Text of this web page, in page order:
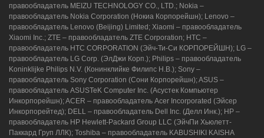
правообладатель MEIZU TECHNOLOGY CO., LTD.; Nokia –
правообладатель Nokia Corporation (Нокиа Корпорейшн); Lenovo –
правообладатель Lenovo (Beijing) Limited; Xiaomi – правообладатель
Xiaomi Inc.; ZTE – правообладатель ZTE Corporation; HTC –
правообладатель HTC CORPORATION (Эйч-Ти-Си КОРПОРЕЙШН); LG –
правообладатель LG Corp. (ЭлДжи Корп.); Philips – правообладатель
Koninklijke Philips N.V. (Конинклийке Филипс Н.В.); Sony –
правообладатель Sony Corporation (Сони Корпорейшн); ASUS –
правообладатель ASUSTeK Computer Inc. (Асустек Компьютер
Инкорпорейшн); ACER – правообладатель Acer Incorporated (Эйсер
Инкорпорейтед); DELL – правообладатель Dell Inc. (Делл Инк.); HP –
правообладатель HP Hewlett-Packard Group LLC (ЭйчПи Хьюлетт-
Паккард Груп ЛЛК); Toshiba – правообладатель KABUSHIKI KAISHA